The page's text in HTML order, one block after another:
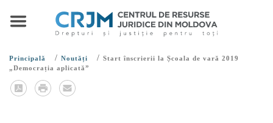
Principală / Noutăți / Start înscrierii la Școala de vară 2019
„Democrația aplicată”